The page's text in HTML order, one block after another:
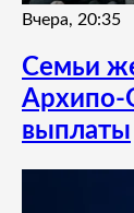
Вчера, 20:35
Семьи
Архипо-
выплаты